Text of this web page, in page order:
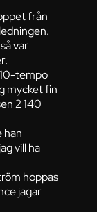
från
var
tempo
mycket fin
2 140
han
vill ha
hoppas
jagar